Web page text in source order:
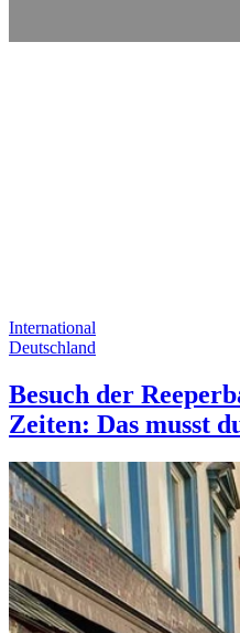
International
Deutschland
Besuch der
Zeiten: Das musst